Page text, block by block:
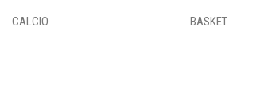
CALCIO BASKET